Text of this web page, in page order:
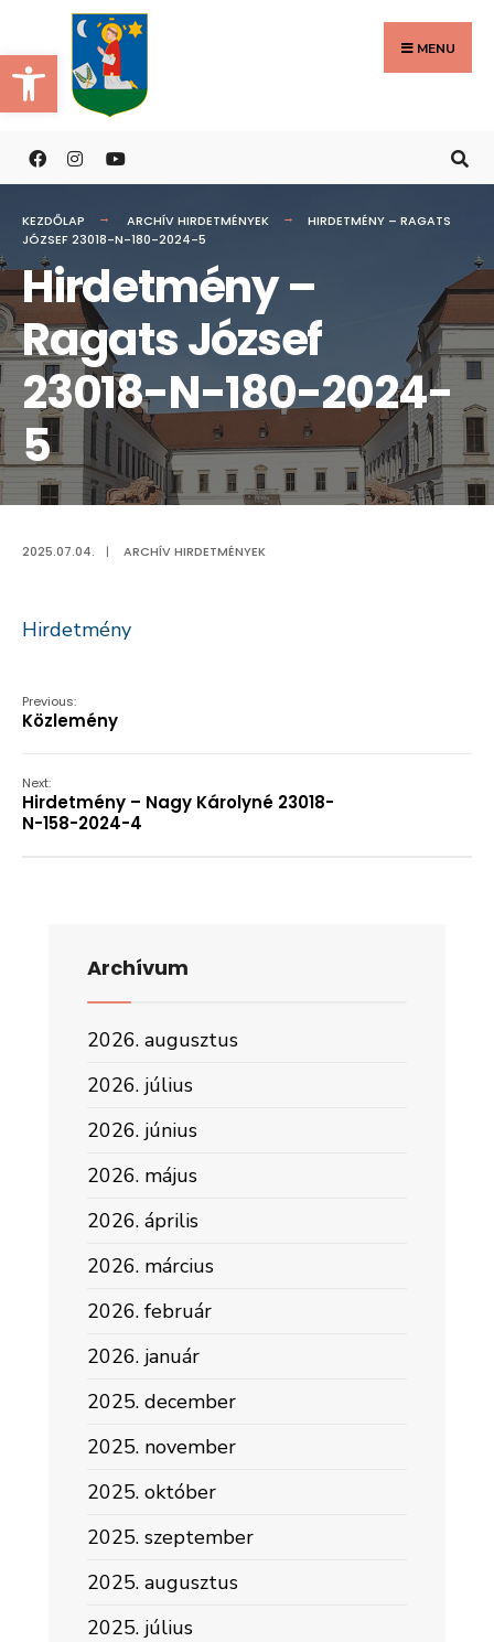
Eszköztár megnyitása
to
content
MENU
KEZDŐLAP ARCHÍV HIRDETMÉNYEK
HIRDETMÉNY – RAGATS
JÓZSEF 23018-N-180-2024-5
Hirdetmény –
Ragats József
23018-N-180-2024-
5
2025.07.04. | ARCHÍV HIRDETMÉNYEK
Hirdetmény
Previous:
Közlemény
Next:
Hirdetmény – Nagy Károlyné 23018-
N-158-2024-4
Archívum
2026. augusztus
2026. július
2026. június
2026. május
2026. április
2026. március
2026. február
2026. január
2025. december
2025. november
2025. október
2025. szeptember
2025. augusztus
2025. július
Search